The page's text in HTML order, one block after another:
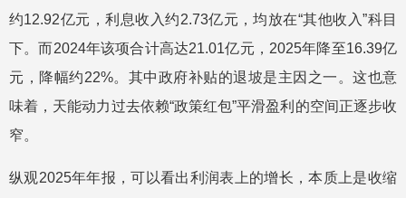
约12.92亿元，利息收入约2.73亿元，均放在“其他收入”科目
下。而2024年该项合计高达21.01亿元，2025年降至16.39亿
元，降幅约22%。其中政府补贴的退坡是主因之一。这也意
味着，天能动力过去依赖“政策红包”平滑盈利的空间正逐步收
窄。
纵观2025年年报，可以看出利润表上的增长，本质上是收缩